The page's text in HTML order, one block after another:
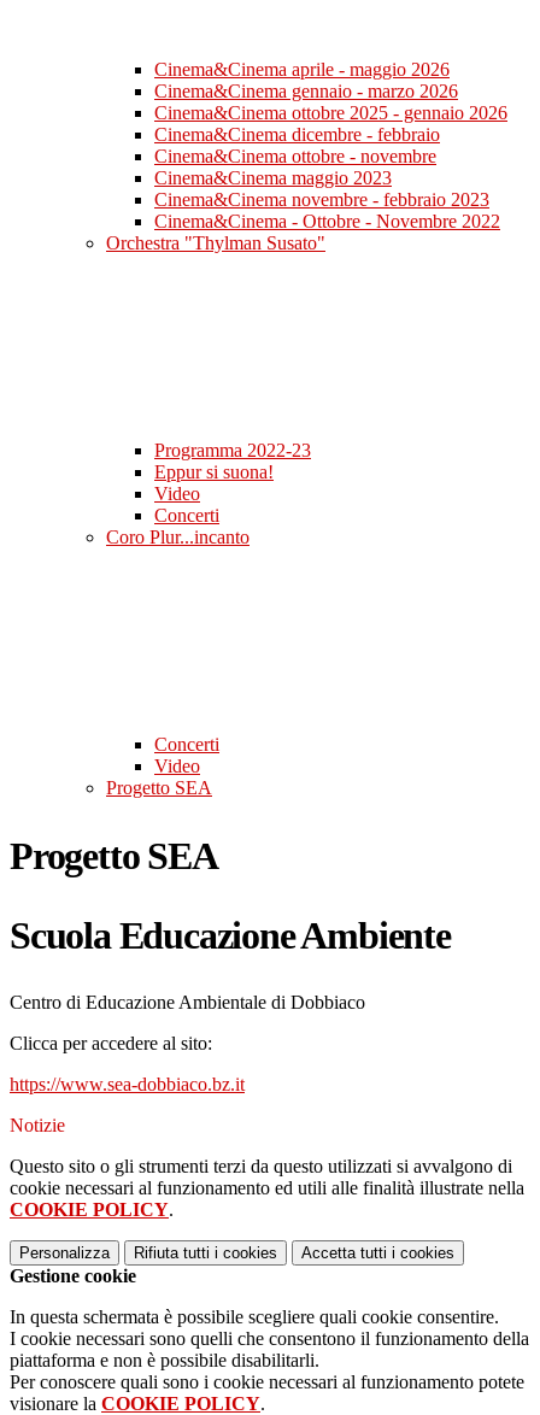
Cinema&Cinema aprile - maggio 2026
Cinema&Cinema gennaio - marzo 2026
Cinema&Cinema ottobre 2025 - gennaio 2026
Cinema&Cinema dicembre - febbraio
Cinema&Cinema ottobre - novembre
Cinema&Cinema maggio 2023
Cinema&Cinema novembre - febbraio 2023
Cinema&Cinema - Ottobre - Novembre 2022
Orchestra "Thylman Susato"
Programma 2022-23
Eppur si suona!
Video
Concerti
Coro Plur...incanto
Concerti
Video
Progetto SEA
Progetto SEA
Scuola Educazione Ambiente
Centro di Educazione Ambientale di Dobbiaco
Clicca per accedere al sito:
https://www.sea-dobbiaco.bz.it
Notizie
Questo sito o gli strumenti terzi da questo utilizzati si avvalgono di
cookie necessari al funzionamento ed utili alle finalità illustrate nella
COOKIE POLICY.
Personalizza Rifiuta tutti i cookies Accetta tutti i cookies
Gestione cookie
In questa schermata è possibile scegliere quali cookie consentire.
I cookie necessari sono quelli che consentono il funzionamento della
piattaforma e non è possibile disabilitarli.
Per conoscere quali sono i cookie necessari al funzionamento potete
visionare la COOKIE POLICY.